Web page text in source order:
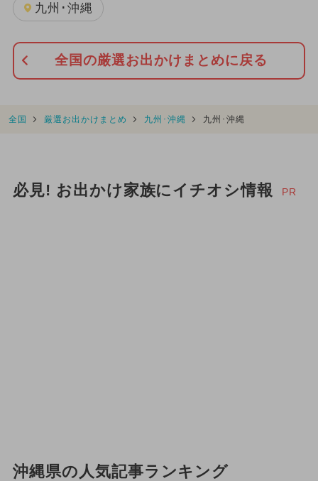
九州･沖縄
全国の厳選お出かけまとめに戻る
全国 厳選お出かけまとめ 九州･沖縄 九州･沖縄
必見! お出かけ家族にイチオシ情報 PR
沖縄県の人気記事ランキング